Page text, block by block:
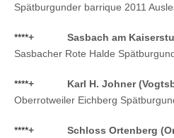
Spätburgunder barrique 2011
****+ Sasbach am
Sasbacher Rote Halde
****+ Karl H. Johner
Oberrotweiler Eichberg
****+ Schloss Ortenberg